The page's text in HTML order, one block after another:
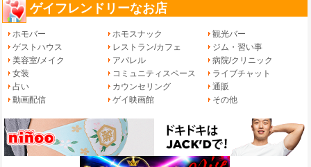
ゲイフレンドリーなお店
ホモバー ホモスナック
観光バー
ゲストハウス
レストラン/カフェ
ジム・習い事
美容室/メイク
アパレル
病院/クリニック
女装
コミュニティスペース
ライブチャット
占い
カウンセリング
通販
動画配信
ゲイ映画館 その他